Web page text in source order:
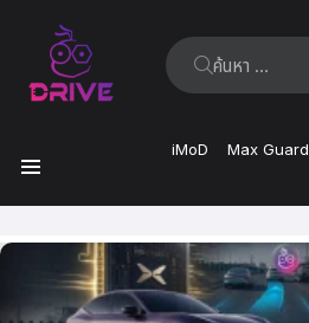
ค้นหา:
iMoD Max Guard
ล่าสุด